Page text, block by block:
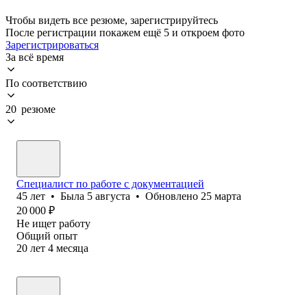
Чтобы видеть все резюме, зарегистрируйтесь
После регистрации покажем ещё 5 и откроем фото
Зарегистрироваться
За всё время
По соответствию
20 резюме
Специалист по работе с документацией
45 лет • Была 5 августа • Обновлено 25 марта
20 000 ₽
Не ищет работу
Общий опыт
20 лет 4 месяца